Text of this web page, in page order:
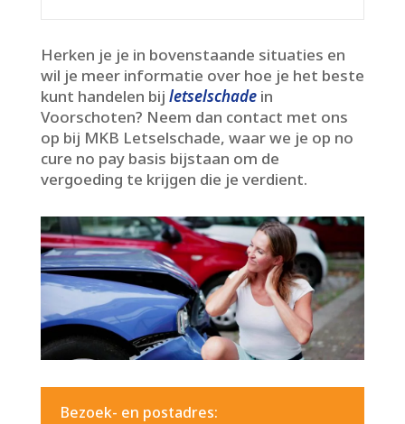
Herken je je in bovenstaande situaties en
wil je meer informatie over hoe je het beste
kunt handelen bij letselschadein
Voorschoten? Neem dan contact met ons
op bij MKB Letselschade, waar we je op no
cure no pay basis bijstaan om de
vergoeding te krijgen die je verdient.​
Bezoek- en postadres: